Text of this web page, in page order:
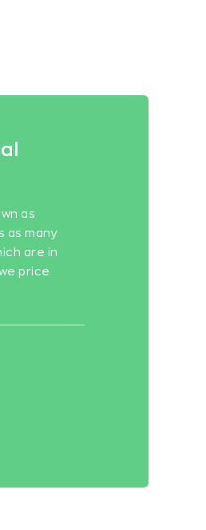
as
as many
are in
price